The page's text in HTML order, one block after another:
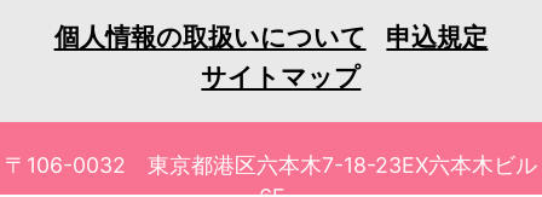
個人情報の取扱いについて
申込規定
サイトマップ
〒106-0032 東京都港区六本木7-18-23EX六本木ビル